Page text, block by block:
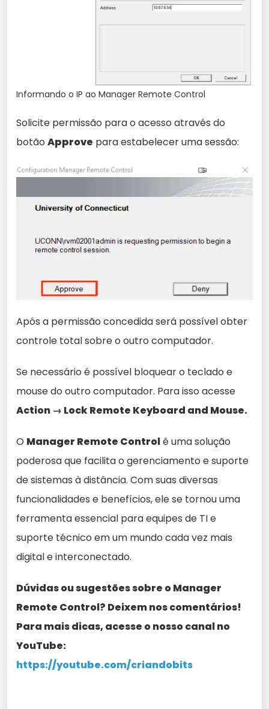
Informando o IP ao Manager Remote Control
Solicite permissão para o acesso através do
botão Approve para estabelecer uma sessão:
Após a permissão concedida será possível obter
controle total sobre o outro computador.
Se necessário é possível bloquear o teclado e
mouse do outro computador. Para isso acesse
Action → Lock Remote Keyboard and Mouse.
O Manager Remote Controlé uma solução
poderosa que facilita o gerenciamento e suporte
de sistemas à distância. Com suas diversas
funcionalidades e benefícios, ele se tornou uma
ferramenta essencial para equipes de TI e
suporte técnico em um mundo cada vez mais
digital e interconectado.
Dúvidas ou sugestões sobre o Manager
Remote Control? Deixem nos comentários!
Para mais dicas, acesse o nosso canal no
YouTube:
https://youtube.com/criandobits